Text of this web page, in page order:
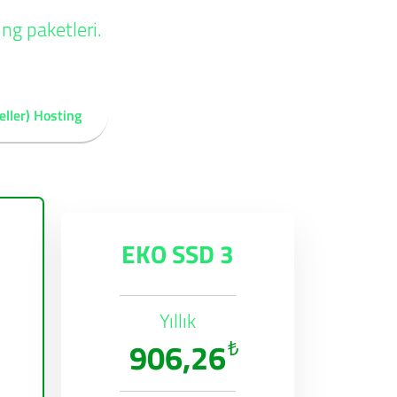
paketleri.
Hosting
EKO SSD 3
Yıllık
₺
906,26